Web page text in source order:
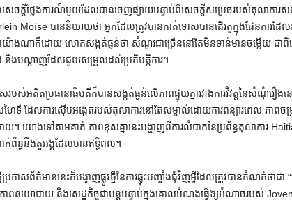
សេចក្តីថ្លែងការណ៍មួយដែលបានចេញផ្សាយបន្ទាប់ពីសេចក្តីសម្រេចរបស់តុលាការ
Moïse បាននិយាយថា អ្នកដែលត្រូវបានកាត់ទោសបានដើរតួក្នុងផែនការដែ
យ៉ាងណាក៏ដោយ លោកសង្កត់ធ្ងន់ថា សំណួរជាច្រើននៅតែមិនទាន់មានចម្លើយ ជាពិ
និងបណ្តាញដែលជួយសម្រួលដល់ប្រតិបត្តិការ។
របស់អតីតប្រធានាធិបតីក៏បានសង្កត់ធ្ងន់លើភាពផ្ទុយគ្នារវាងការវិវត្តនៃសំណុំរឿង
ហៃទី ដែលការស៊ើបអង្កេតរបស់តុលាការនៅតែសម្គាល់ដោយការពន្យារពេល ភាពចម្
យ។ យោងទៅតាមគាត់ ភាពខុសគ្នានេះបង្ហាញពីការលំបាកនៃប្រព័ន្ធតុលាការ
ក់ព័ន្ធនឹងតួអង្គដែលមានឥទ្ធិពល។
រកាសព័ត៌មាននេះក៏បង្ហាញផ្លូវថ្មីនៃការឆ្លុះបញ្ចាំងជុំវិញអ្វីដែលត្រូវបានកំណត់ថាជា
ាពនយោបាយ និងសេដ្ឋកិច្ចជាបន្តបន្ទាប់ក្នុងគោលបំណងធ្វើឱ្យអំណាចរបស់